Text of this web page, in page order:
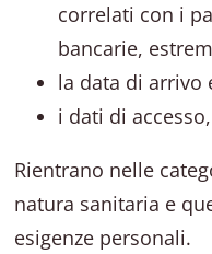
correlati con i
bancarie,
la data di arrivo
i dati di
Rientrano nelle
natura sanitaria e
esigenze personali.